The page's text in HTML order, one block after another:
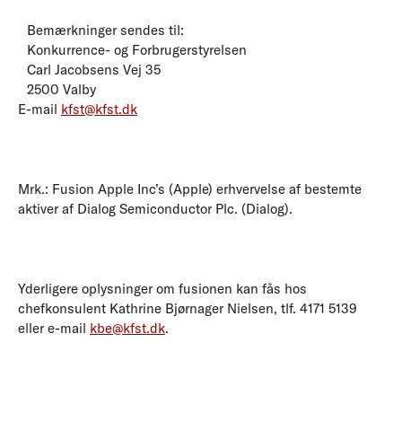
Bemærkninger sendes til:
Konkurrence- og Forbrugerstyrelsen
Carl Jacobsens Vej 35
2500 Valby
E-mail kfst@kfst.dk
Mrk.: Fusion Apple Inc’s (Apple) erhvervelse af bestemte
aktiver af Dialog Semiconductor Plc. (Dialog).
Yderligere oplysninger om fusionen kan fås hos
chefkonsulent Kathrine Bjørnager Nielsen, tlf. 4171 5139
eller e-mail kbe@kfst.dk.